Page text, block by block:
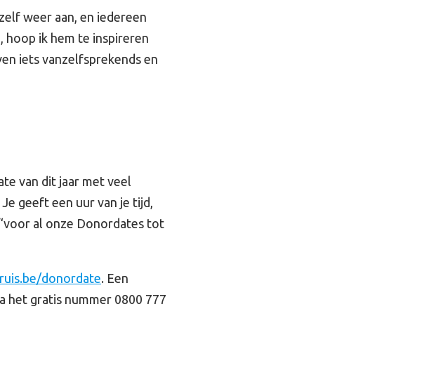
weer aan, en iedereen
hoop ik hem te inspireren
iets vanzelfsprekends en
van dit jaar met veel
geeft een uur van je tijd,
al onze Donordates tot
donordate. Een
het gratis nummer 0800 777